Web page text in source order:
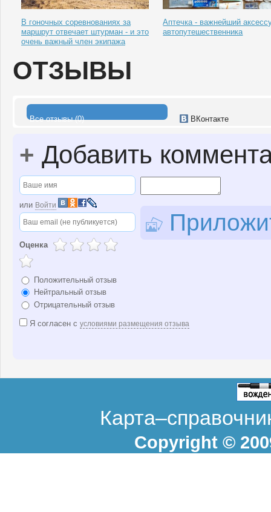
В гоночных соревнованиях за
маршрут отвечает штурман - и это
очень важный член экипажа
Аптечка - важнейший
автопутешественника
ОТЗЫВЫ
Все отзывы (0) ВКонтакте
+ Добавить
или Войти
Оценка
Положительный отзыв
Нейтральный отзыв
Отрицательный отзыв
Я согласен с условиями размещения отзыва
Copyright ©